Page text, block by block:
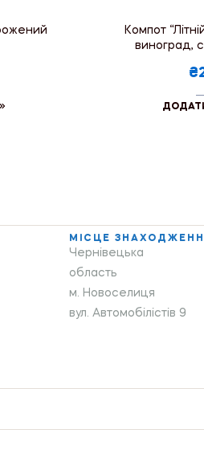
Компот
виноград,
МІСЦЕ
Чернівецька
область
м. Новоселиця
вул. Автомобілістів 9